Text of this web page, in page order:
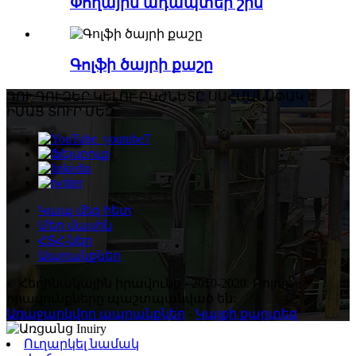
Գոլֆի ծայրի քաշը
ԴՈՒ ԴՈՒՁԵՐ ԿԵԼՈՒ ԲԱԺՆԵՏԸ ՍԱՀՄԱՆԱՓԱԿ Է
ԻՄԱՑ ՏՈՒՐ ՄԵԶ
Կապ մեզ հետ
Մեր մասին
ՀՏՀ-ներ
Ապրանքներ
© Հեղինակային իրավունք - 2010-2020. Բոլոր
իրավունքները պաշտպանված են:
Առաջարկվող ապրանքներ
Կայքի քարտեզ
Ուղարկել նամակ